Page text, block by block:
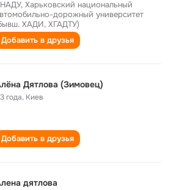
Харьковский национальный
дорожный университет
ХАДИ, ХГАДТУ)
Добавить в друзья
Дятлова (Зимовец)
года, Киев
Добавить в друзья
дятлова